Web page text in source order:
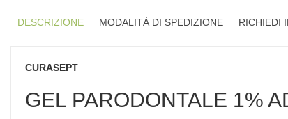
DESCRIZIONE MODALITÀ DI SPEDIZIONE RICHIEDI
CURASEPT
GEL PARODONTALE 1%